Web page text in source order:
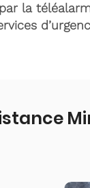
la